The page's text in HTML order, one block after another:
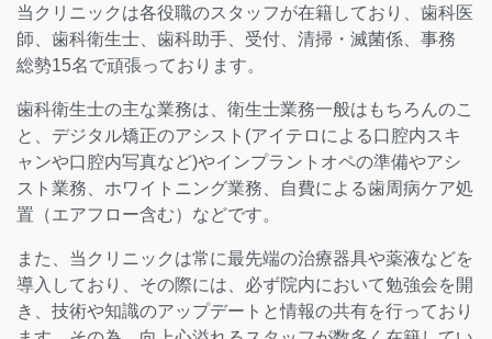
当クリニックは各役職のスタッフが在籍しており、歯科医
師、歯科衛生士、歯科助手、受付、清掃・滅菌係、事務
総勢15名で頑張っております。
歯科衛生士の主な業務は、衛生士業務一般はもちろんのこ
と、デジタル矯正のアシスト(アイテロによる口腔内スキ
ャンや口腔内写真など)やインプラントオペの準備やアシ
スト業務、ホワイトニング業務、自費による歯周病ケア処
置（エアフロー含む）などです。
また、当クリニックは常に最先端の治療器具や薬液などを
導入しており、その際には、必ず院内において勉強会を開
き、技術や知識のアップデートと情報の共有を行っており